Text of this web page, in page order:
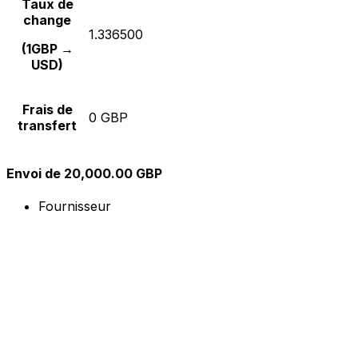
Taux de
change
(1GBP →
USD)
1.336500
Frais de
transfert
0 GBP
Envoi de 20,000.00 GBP
Fournisseur